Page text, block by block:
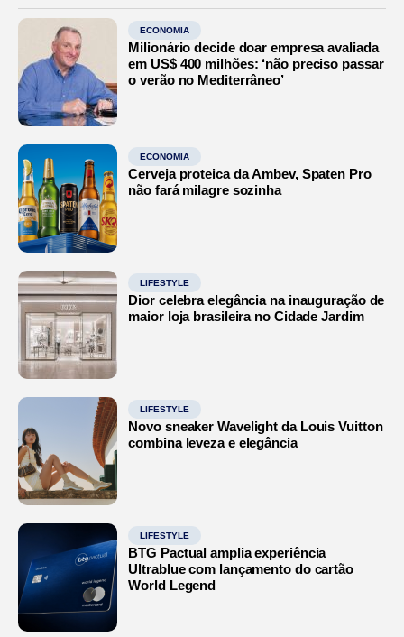
ECONOMIA
Milionário decide doar empresa avaliada
em US$ 400 milhões: ‘não preciso passar
o verão no Mediterrâneo’
ECONOMIA
Cerveja proteica da Ambev, Spaten Pro
não fará milagre sozinha
LIFESTYLE
Dior celebra elegância na inauguração de
maior loja brasileira no Cidade Jardim
LIFESTYLE
Novo sneaker Wavelight da Louis Vuitton
combina leveza e elegância
LIFESTYLE
BTG Pactual amplia experiência
Ultrablue com lançamento do cartão
World Legend